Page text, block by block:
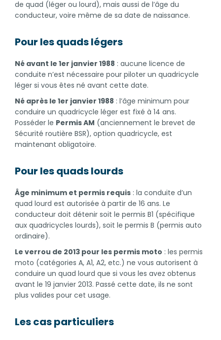
de quad (léger ou lourd), mais aussi de l’âge du
conducteur, voire même de sa date de naissance.
Pour les quads légers
Né avant le 1er janvier 1988 : aucune licence de
conduite n’est nécessaire pour piloter un quadricycle
léger si vous êtes né avant cette date.
Né après le 1er janvier 1988 : l’âge minimum pour
conduire un quadricycle léger est fixé à 14 ans.
Posséder le Permis AM (anciennement le brevet de
Sécurité routière BSR), option quadricycle, est
maintenant obligatoire.
Pour les quads lourds
Âge minimum et permis requis : la conduite d’un
quad lourd est autorisée à partir de 16 ans. Le
conducteur doit détenir soit le permis B1 (spécifique
aux quadricycles lourds), soit le permis B (permis auto
ordinaire).
Le verrou de 2013 pour les permis moto : les permis
moto (catégories A, A1, A2, etc.) ne vous autorisent à
conduire un quad lourd que si vous les avez obtenus
avant le 19 janvier 2013. Passé cette date, ils ne sont
plus valides pour cet usage.
Les cas particuliers